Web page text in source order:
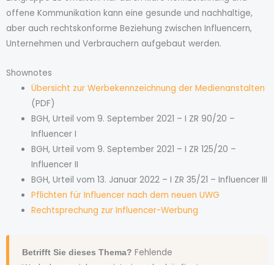
offene Kommunikation kann eine gesunde und nachhaltige,
aber auch rechtskonforme Beziehung zwischen Influencern,
Unternehmen und Verbrauchern aufgebaut werden.
Shownotes
Übersicht zur Werbekennzeichnung der Medienanstalten
(PDF)
BGH, Urteil vom 9. September 2021 – I ZR 90/20 –
Influencer I
BGH, Urteil vom 9. September 2021 – I ZR 125/20 –
Influencer II
BGH, Urteil vom 13. Januar 2022 – I ZR 35/21 – Influencer III
Pflichten für Influencer nach dem neuen UWG
Rechtsprechung zur Influencer-Werbung
Betrifft Sie dieses Thema? Fehlende